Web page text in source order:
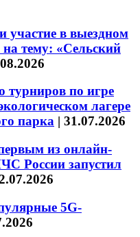
в выездном
тему: «Сельский
турниров по игре
лагере
парка | 31.07.2026
из онлайн-
России запустил
5G-